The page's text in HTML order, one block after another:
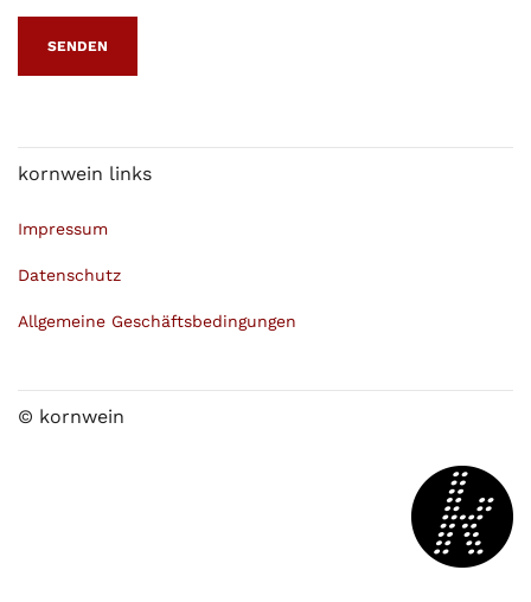
kornwein links
Impressum
Datenschutz
Allgemeine Geschäftsbedingungen
© kornwein